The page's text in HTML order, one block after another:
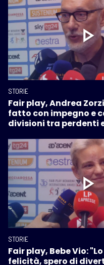
STORIE
Fair play, Andrea
fatto con impegno e
divisioni tra perdenti
STORIE
Fair play, Bebe Vio:
felicità, spero di